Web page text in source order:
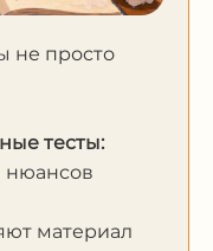
не просто
тесты:
нюансов
материал